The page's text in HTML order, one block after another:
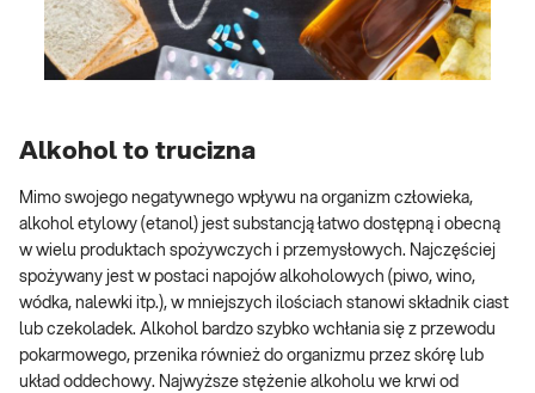
Alkohol to trucizna
Mimo swojego negatywnego wpływu na organizm człowieka,
alkohol etylowy (etanol) jest substancją łatwo dostępną i obecną
w wielu produktach spożywczych i przemysłowych. Najczęściej
spożywany jest w postaci napojów alkoholowych (piwo, wino,
wódka, nalewki itp.), w mniejszych ilościach stanowi składnik ciast
lub czekoladek. Alkohol bardzo szybko wchłania się z przewodu
pokarmowego, przenika również do organizmu przez skórę lub
układ oddechowy. Najwyższe stężenie alkoholu we krwi od